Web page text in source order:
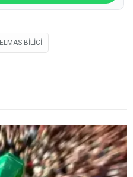
ELMAS BILICI